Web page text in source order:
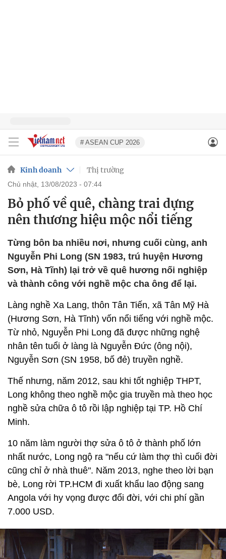
# ASEAN CUP 2026
Kinh doanh Thị trường
chủ nhật, 13/08/2023 - 07:44
Bỏ phố về quê, chàng trai dựng
nên thương hiệu mộc nổi tiếng
Từng bôn ba nhiều nơi, nhưng cuối cùng, anh
Nguyễn Phi Long (SN 1983, trú huyện Hương
Sơn, Hà Tĩnh) lại trở về quê hương nối nghiệp
và thành công với nghề mộc cha ông để lại.
Làng nghề Xa Lang, thôn Tân Tiến, xã Tân Mỹ Hà
(Hương Sơn, Hà Tĩnh) vốn nổi tiếng với nghề mộc.
Từ nhỏ, Nguyễn Phi Long đã được những nghệ
nhân tên tuổi ở làng là Nguyễn Đức (ông nội),
Nguyễn Sơn (SN 1958, bố đẻ) truyền nghề.
Thế nhưng, năm 2012, sau khi tốt nghiệp THPT,
Long không theo nghề mộc gia truyền mà theo học
nghề sửa chữa ô tô rồi lập nghiệp tại TP. Hồ Chí
Minh.
10 năm làm người thợ sửa ô tô ở thành phố lớn
nhất nước, Long ngộ ra "nếu cứ làm thợ thì cuối đời
cũng chỉ ở nhà thuê". Năm 2013, nghe theo lời bạn
bè, Long rời TP.HCM đi xuất khẩu lao động sang
Angola với hy vọng được đổi đời, với chi phí gần
7.000 USD.